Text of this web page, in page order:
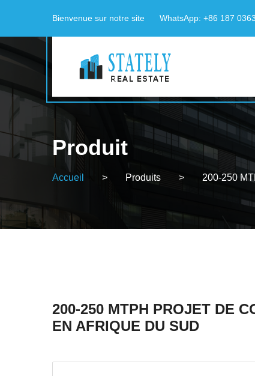
Bienvenue sur notre site WhatsApp: +86 187
Produit
Accueil > Produits > 200-250
200-250 MTPH PROJET DE
EN AFRIQUE DU SUD